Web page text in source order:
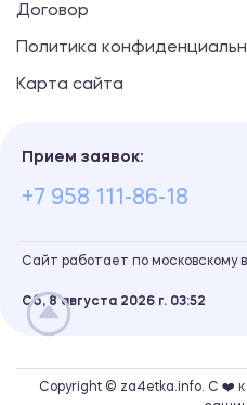
Договор
Политика
Карта сайта
Прием заявок:
+7 958 111-86-18
Сайт работает по московскому
Сб, 8 августа 2026 г. 03 52
Copyright © za4etka.info. С ❤️ к